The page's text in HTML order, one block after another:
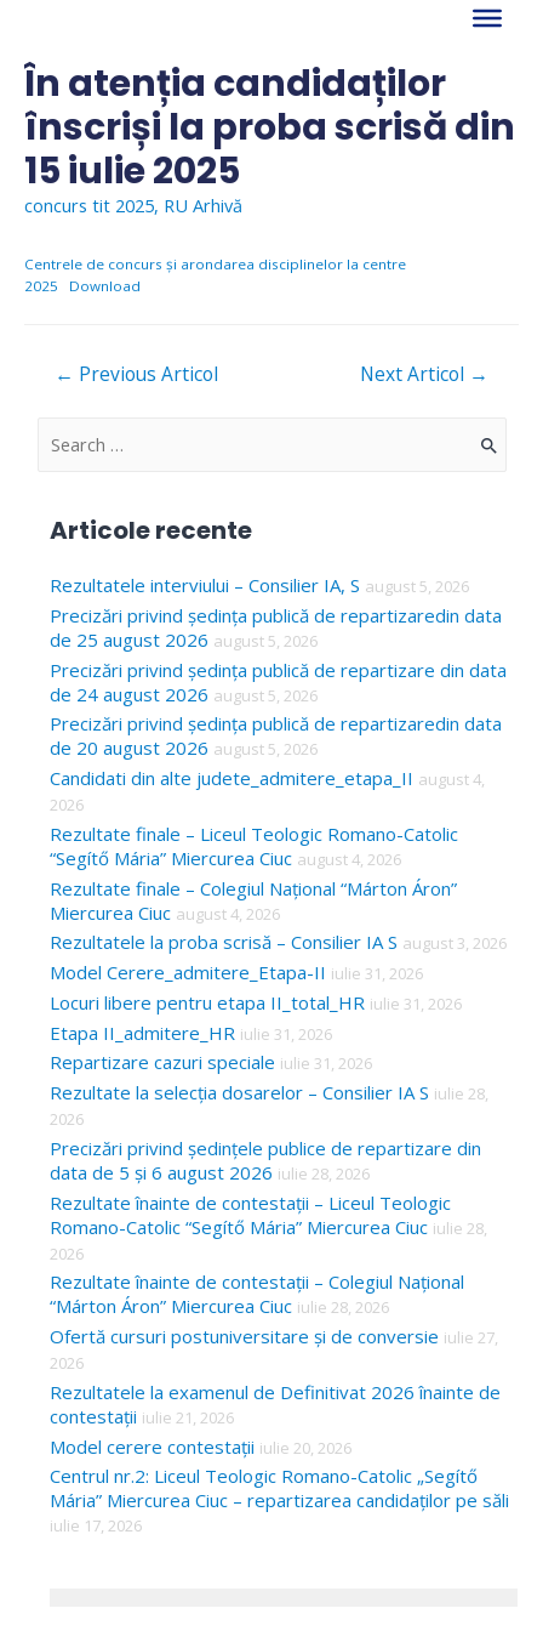
contentÎn atenția candidaților
înscriși la proba scrisă din
15 iulie 2025
concurs tit 2025, RU Arhivă
Centrele de concurs și arondarea disciplinelor la centre
2025
Download
Navigare
← Previous Articol Next Articol →
S
c
h
f
o
r
:
Articole recente
Rezultatele interviului – Consilier IA, S august 5, 2026
Precizări privind ședința publică de repartizaredin data
de 25 august 2026 august 5, 2026
Precizări privind ședința publică de repartizare din data
de 24 august 2026 august 5, 2026
Precizări privind ședința publică de repartizaredin data
de 20 august 2026 august 5, 2026
Candidati din alte judete_admitere_etapa_II august 4,
2026
Rezultate finale – Liceul Teologic Romano-Catolic
“Segítő Mária” Miercurea Ciuc august 4, 2026
Rezultate finale – Colegiul Național “Márton Áron”
Miercurea Ciuc august 4, 2026
Rezultatele la proba scrisă – Consilier IA S august 3, 2026
Model Cerere_admitere_Etapa-II iulie 31, 2026
Locuri libere pentru etapa II_total_HR iulie 31, 2026
Etapa II_admitere_HR iulie 31, 2026
Repartizare cazuri speciale iulie 31, 2026
Rezultate la selecția dosarelor – Consilier IA S iulie 28,
2026
Precizări privind ședințele publice de repartizare din
data de 5 și 6 august 2026 iulie 28, 2026
Rezultate înainte de contestații – Liceul Teologic
Romano-Catolic “Segítő Mária” Miercurea Ciuc iulie 28,
2026
Rezultate înainte de contestații – Colegiul Național
“Márton Áron” Miercurea Ciuc iulie 28, 2026
Ofertă cursuri postuniversitare și de conversie iulie 27,
2026
Rezultatele la examenul de Definitivat 2026 înainte de
contestații iulie 21, 2026
Model cerere contestații iulie 20, 2026
Centrul nr.2: Liceul Teologic Romano-Catolic „Segítő
Mária” Miercurea Ciuc – repartizarea candidaților pe săli
iulie 17, 2026